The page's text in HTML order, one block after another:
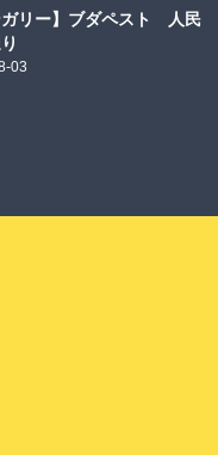
ガリー】ブダペスト 人民
03